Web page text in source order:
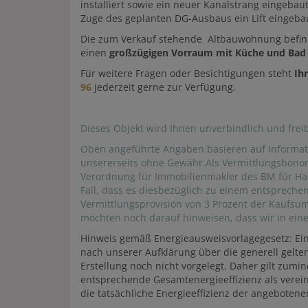
installiert sowie ein neuer Kanalstrang
Zuge des geplanten DG-Ausbaus ein Lift
Die zum Verkauf stehende Altbauwohnung
einen großzügigen Vorraum mit Küche und Bad
Für weitere Fragen oder Besichtigungen steht
96 jederzeit gerne zur Verfügung.
Dieses Objekt wird Ihnen unverbindlich und
Oben angeführte Angaben basieren auf
unsererseits ohne Gewähr.Als
Verordnung für Immobilienmakler des BM für
Fall, dass es diesbezüglich zu einem
Vermittlungsprovision von 3 Prozent der
möchten noch darauf hinweisen, dass wir in
Hinweis gemäß Energieausweisvorlagegesetz:
nach unserer Aufklärung über die generell
Erstellung noch nicht vorgelegt. Daher gilt
entsprechende Gesamtenergieeffizienz als
die tatsächliche Energieeffizienz der